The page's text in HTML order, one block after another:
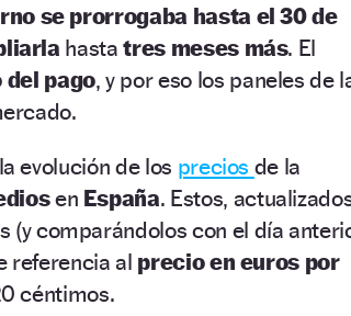
se prorrogaba hasta el 30 de
hasta tres meses más. El
del pago, y por eso los paneles de
evolución de los precios de la
en España. Estos,
(y comparándolos con el día
referencia al precio en euros por
céntimos.